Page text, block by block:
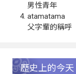
男性青年
atamatama
父字輩的稱呼
歷史上的今天